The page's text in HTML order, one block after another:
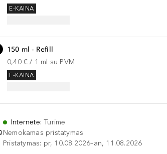
E-KAINA
150 ml - Refill
0,40 € / 1 ml su PVM
E-KAINA
Internete:Turime
Nemokamas pristatymas
Pristatymas: pr, 10.08.2026–an, 11.08.2026